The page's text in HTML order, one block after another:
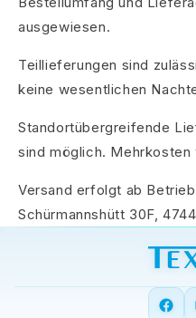
ausgewiesen.
Teillieferungen sind
keine wesentlichen
Standortübergreifende
sind möglich.
Versand erfolgt ab
Schürmannshütt 30F,